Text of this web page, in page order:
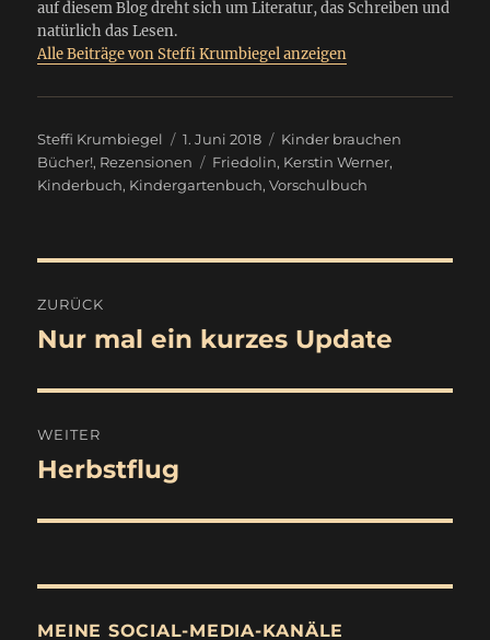
auf diesem Blog dreht sich um Literatur, das Schreiben und
natürlich das Lesen.
Alle Beiträge von Steffi Krumbiegel anzeigen
Autor
Steffi Krumbiegel
Veröffentlicht
am
1. Juni 2018 Kategorien
Kinder brauchen
Bücher!, Rezensionen Schlagwörter
Friedolin, Kerstin Werner,
Kinderbuch, Kindergartenbuch,Vorschulbuch
ZURÜCK
Vorheriger
Nur mal ein kurzes Update
WEITER
Nächster
Herbstflug
MEINE SOCIAL-MEDIA-KANÄLE